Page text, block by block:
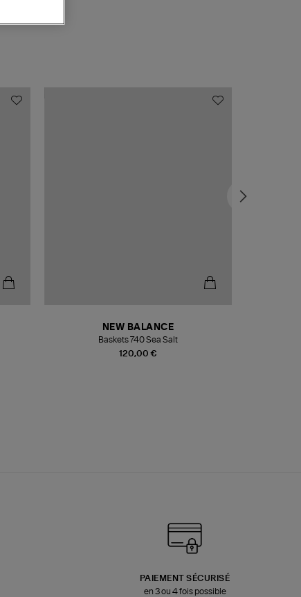
120,00 €
NEW BALANCE
Baskets 740 Sea Salt
PAIEMENT SÉCURISÉ
en 3 ou 4 fois possible